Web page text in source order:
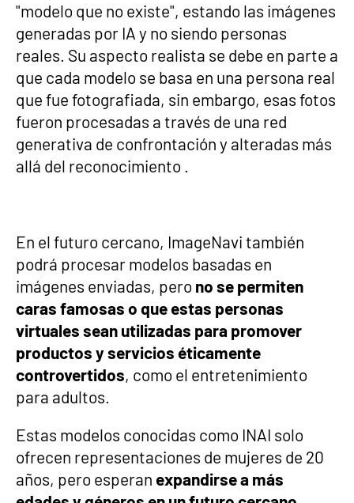
"modelo que no existe", estando las imágenes
generadas por IA y no siendo personas
reales. Su aspecto realista se debe en parte a
que cada modelo se basa en una persona real
que fue fotografiada, sin embargo, esas fotos
fueron procesadas a través de una red
generativa de confrontación y alteradas más
allá del reconocimiento .
En el futuro cercano, ImageNavi también
podrá procesar modelos basadas ​​en
imágenes enviadas, pero no se permiten
caras famosas o que estas personas
virtuales sean utilizadas para promover
productos y servicios éticamente
controvertidos, como el entretenimiento
para adultos.
Estas modelos conocidas como INAI solo
ofrecen representaciones de mujeres de 20
años, pero esperan expandirse a más